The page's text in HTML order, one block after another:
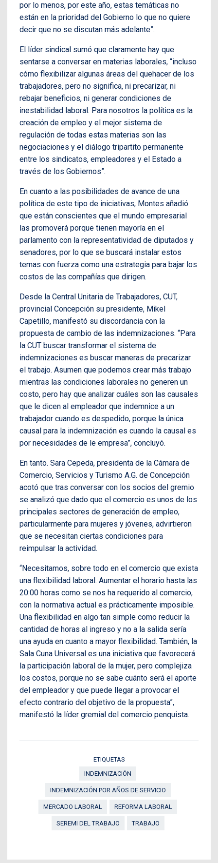
por lo menos, por este año, estas temáticas no
están en la prioridad del Gobierno lo que no quiere
decir que no se discutan más adelante”.
El líder sindical sumó que claramente hay que
sentarse a conversar en materias laborales, “incluso
cómo flexibilizar algunas áreas del quehacer de los
trabajadores, pero no significa, ni precarizar, ni
rebajar beneficios, ni generar condiciones de
inestabilidad laboral. Para nosotros la política es la
creación de empleo y el mejor sistema de
regulación de todas estas materias son las
negociaciones y el diálogo tripartito permanente
entre los sindicatos, empleadores y el Estado a
través de los Gobiernos”.
En cuanto a las posibilidades de avance de una
política de este tipo de iniciativas, Montes añadió
que están conscientes que el mundo empresarial
las promoverá porque tienen mayoría en el
parlamento con la representatividad de diputados y
senadores, por lo que se buscará instalar estos
temas con fuerza como una estrategia para bajar los
costos de las compañías que dirigen.
Desde la Central Unitaria de Trabajadores, CUT,
provincial Concepción su presidente, Mikel
Capetillo, manifestó su discordancia con la
propuesta de cambio de las indemnizaciones. “Para
la CUT buscar transformar el sistema de
indemnizaciones es buscar maneras de precarizar
el trabajo. Asumen que podemos crear más trabajo
mientras las condiciones laborales no generen un
costo, pero hay que analizar cuáles son las causales
que le dicen al empleador que indemnice a un
trabajador cuando es despedido, porque la única
causal para la indemnización es cuando la causal es
por necesidades de le empresa”, concluyó.
En tanto. Sara Cepeda, presidenta de la Cámara de
Comercio, Servicios y Turismo A.G. de Concepción
acotó que tras conversar con los socios del gremio
se analizó que dado que el comercio es unos de los
principales sectores de generación de empleo,
particularmente para mujeres y jóvenes, advirtieron
que se necesitan ciertas condiciones para
reimpulsar la actividad.
“Necesitamos, sobre todo en el comercio que exista
una flexibilidad laboral. Aumentar el horario hasta las
20:00 horas como se nos ha requerido al comercio,
con la normativa actual es prácticamente imposible.
Una flexibilidad en algo tan simple como reducir la
cantidad de horas al ingreso y no a la salida sería
una ayuda en cuanto a mayor flexibilidad. También, la
Sala Cuna Universal es una iniciativa que favorecerá
la participación laboral de la mujer, pero complejiza
los costos, porque no se sabe cuánto será el aporte
del empleador y que puede llegar a provocar el
efecto contrario del objetivo de la propuesta”,
manifestó la líder gremial del comercio penquista.
ETIQUETAS
INDEMNIZACIÓN
INDEMNIZACIÓN POR AÑOS DE SERVICIO
MERCADO LABORAL REFORMA LABORAL
SEREMI DEL TRABAJO TRABAJO